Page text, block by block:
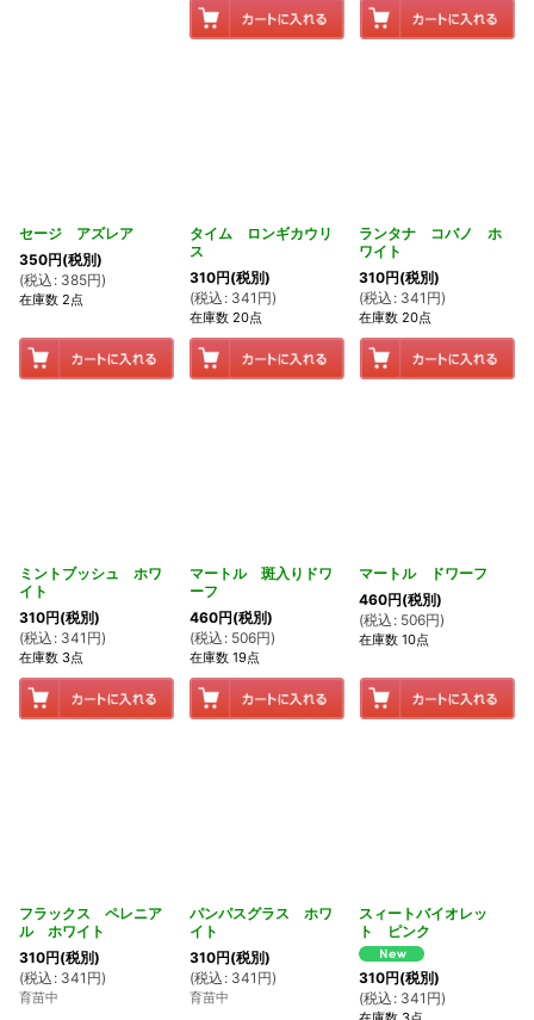
セージ アズレア
350円(税別)
(税込 : 385円)
在庫数 2点
タイム ロンギカウリ
ス
310円(税別)
(税込 : 341 円)
在庫数 20点
ランタナ コバノ ホ
ワイト
310円(税別)
(税込 : 341 円)
在庫数 20点
ミントブッシュ ホワ
イト
310円(税別)
(税込 : 341 円)
在庫数 3点
マートル 斑入りドワ
ーフ
460円(税別)
(税込 : 506円)
在庫数 19点
マートル ドワーフ
460円(税別)
(税込 : 506円)
在庫数 10点
フラックス ペレニア
ル ホワイト
310円(税別)
(税込 : 341 円)
育苗中
パンパスグラス ホワ
イト
310円(税別)
(税込 : 341 円)
育苗中
スィートバイオレッ
ト ピンク
310円(税別)
(税込 : 341 円)